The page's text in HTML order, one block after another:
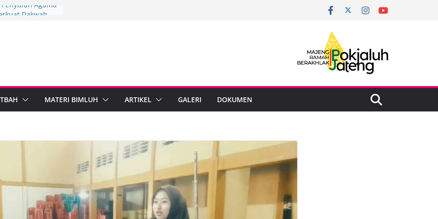
Agama
Penyuluh
Brebes
Implementasi
MATERI BIMLUH ARTIKEL GALERI DOKUMEN